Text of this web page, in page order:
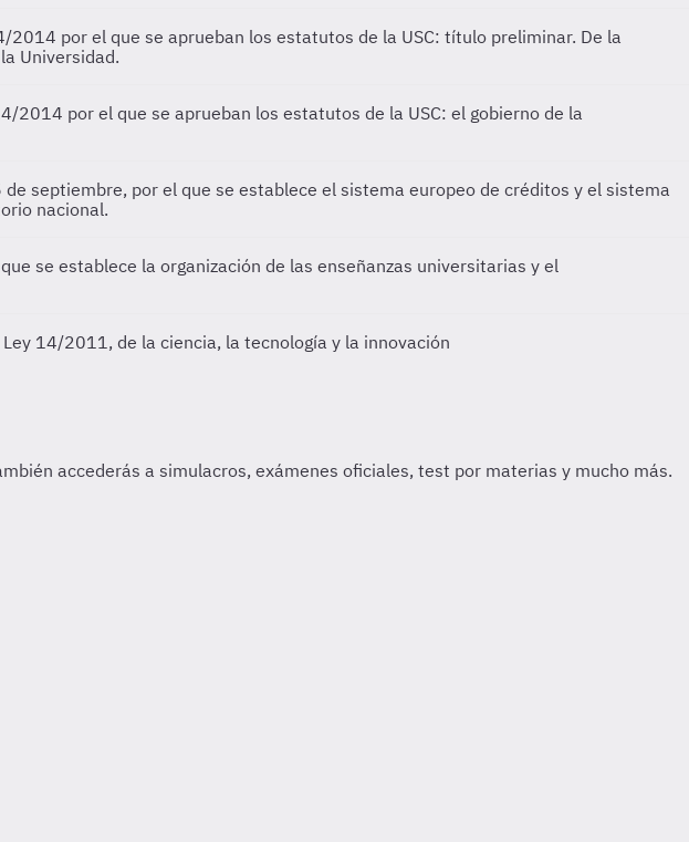
2014 por el que se aprueban los estatutos de la USC: título preliminar. De la
Universidad.
2014 por el que se aprueban los estatutos de la USC: el gobierno de la
septiembre, por el que se establece el sistema europeo de créditos y el sistema
nacional.
se establece la organización de las enseñanzas universitarias y el
14/2011, de la ciencia, la tecnología y la innovación